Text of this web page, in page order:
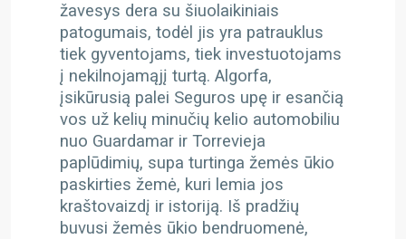
žavesys dera su šiuolaikiniais
patogumais, todėl jis yra patrauklus
tiek gyventojams, tiek investuotojams
į nekilnojamąjį turtą. Algorfa,
įsikūrusią palei Seguros upę ir esančią
vos už kelių minučių kelio automobiliu
nuo Guardamar ir Torrevieja
paplūdimių, supa turtinga žemės ūkio
paskirties žemė, kuri lemia jos
kraštovaizdį ir istoriją. Iš pradžių
buvusi žemės ūkio bendruomenė,